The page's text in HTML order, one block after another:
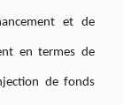
et de
en termes de
de fonds